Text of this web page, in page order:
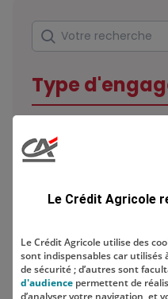
Rechercher
Votre recherche
Type
Localisation
Le Crédit Agricole
Le Crédit Agricole utilise des
sont indispensables car
de sécurité ; d’autres sont
d'audience permettent de
d’analyser votre navigation, et